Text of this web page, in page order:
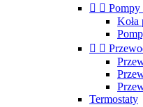
 
Koła
 
Termostaty